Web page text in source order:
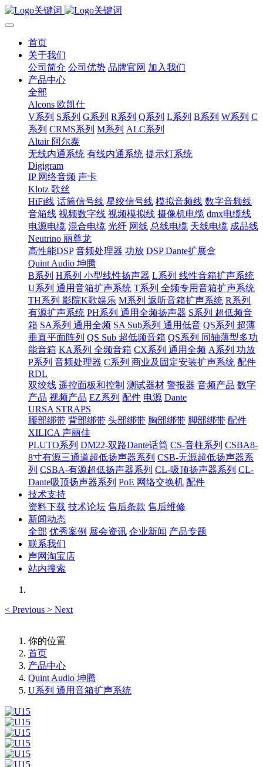
首页
关于我们
公司简介 公司优势 品牌官网 加入我们
产品中心
全部
Alcons 欧凯仕
V系列 S系列 G系列 R系列 Q系列 L系列 B系列 W系列 C
系列 CRMS系列 M系列 ALC系列
Altair 阿尔泰
无线内通系统 有线内通系统 提示灯系统
Digigram
IP 网络音频 声卡
Klotz 歌丝
HiFi线 话筒信号线 星绞信号线 模拟音频线 数字音频线
音箱线 视频数字线 视频模拟线 摄像机电缆 dmx电缆线
电源电缆 混合电缆 光纤 网线 总线电缆 天线电缆 成品线
Neutrino 丽尊龙
高性能DSP 音频处理器 功放 DSP Dante扩展盒
Quint Audio 坤腾
B系列 H系列 小型线性扬声器 L系列 线性音箱扩声系统
U系列 通用音箱扩声系统 T系列 全频专用音箱扩声系统
TH系列 影院K歌娱乐 M系列 返听音箱扩声系统 R系列
有源扩声系统 PH系列 通用全频扬声器 S系列 超低频音
箱 SA系列 通用全频 SA Sub系列 通用低音 QS系列 超薄
垂直平面阵列 QS Sub 超低频音箱 QS系列 同轴薄型多功
能音箱 KA系列 全频音箱 CX系列 通用全频 A系列 功放
P系列 音频处理器 C系列 商业及固定安装扩声系统 配件
RDL
双绞线 遥控面板和控制 测试器材 警报器 音频产品 数字
产品 视频产品 EZ系列 配件 电源 Dante
URSA STRAPS
腰部绑带 背部绑带 头部绑带 胸部绑带 脚部绑带 配件
XILICA 声丽佳
PLUTO系列 DM22-双路Dante话筒 CS-音柱系列 CSBA8-
8寸有源三通道超低扬声器系列 CSB-无源超低扬声器系
列 CSBA-有源超低扬声器系列 CL-吸顶扬声器系列 CL-
Dante吸顶扬声器系列 PoE 网络交换机 配件
技术支持
资料下载 技术论坛 售后条款 售后维修
新闻动态
全部 优秀案例 展会资讯 企业新闻 产品专题
联系我们
声网淘宝店
站内搜索
< Previous > Next
你的位置
首页
产品中心
Quint Audio 坤腾
U系列 通用音箱扩声系统